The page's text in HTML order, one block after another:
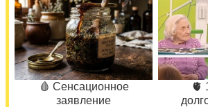
🩸 Сенсационное
заявление
🫀